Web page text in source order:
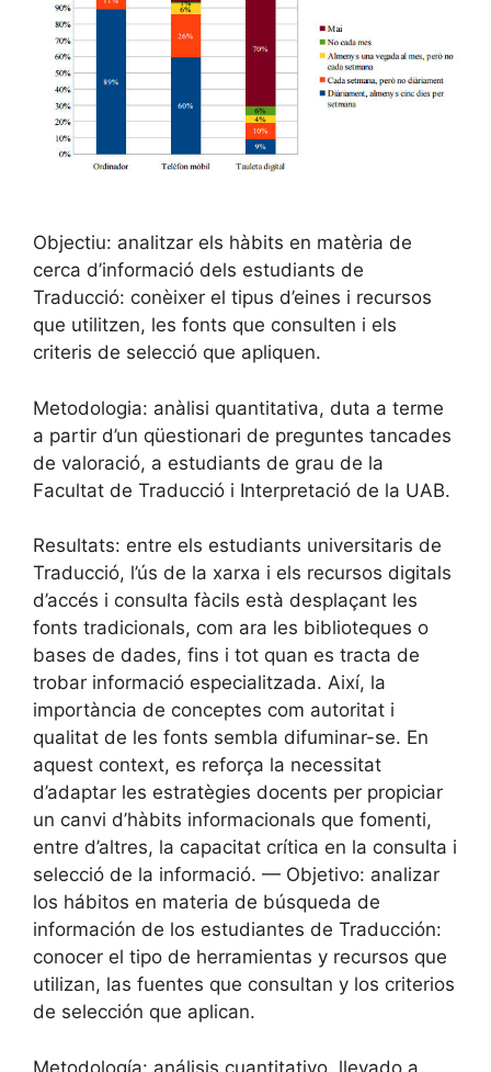
Objectiu: analitzar els hàbits en matèria de
cerca d’informació dels estudiants de
Traducció: conèixer el tipus d’eines i recursos
que utilitzen, les fonts que consulten i els
criteris de selecció que apliquen.
Metodologia: anàlisi quantitativa, duta a terme
a partir d’un qüestionari de preguntes tancades
de valoració, a estudiants de grau de la
Facultat de Traducció i Interpretació de la UAB.
Resultats: entre els estudiants universitaris de
Traducció, l’ús de la xarxa i els recursos digitals
d’accés i consulta fàcils està desplaçant les
fonts tradicionals, com ara les biblioteques o
bases de dades, fins i tot quan es tracta de
trobar informació especialitzada. Així, la
importància de conceptes com autoritat i
qualitat de les fonts sembla difuminar-se. En
aquest context, es reforça la necessitat
d’adaptar les estratègies docents per propiciar
un canvi d’hàbits informacionals que fomenti,
entre d’altres, la capacitat crítica en la consulta i
selecció de la informació. — Objetivo: analizar
los hábitos en materia de búsqueda de
información de los estudiantes de Traducción:
conocer el tipo de herramientas y recursos que
utilizan, las fuentes que consultan y los criterios
de selección que aplican.
Metodología: análisis cuantitativo, llevado a